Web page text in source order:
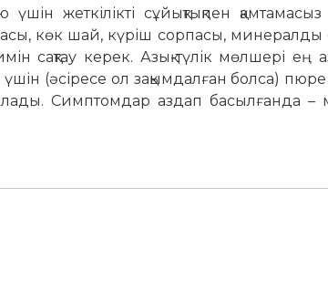
жеткілікті сұйықтықпен
көк шай, күріш сорпасы, минералды
сақтау керек. Азық-түлік мөлшері ең
(әсіресе ол зақымдалған болса)
Симптомдар аздап басылғанда –